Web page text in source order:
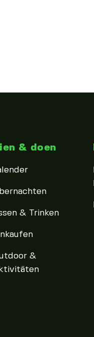
& doen
& Trinken
&